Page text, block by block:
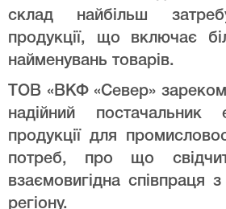
склад найбільш
продукції, що включає
найменувань товарів.
ТОВ «ВКФ «Север»
надійний постачальник
продукції для
потреб, про що
взаємовигідна співпраця
регіону.